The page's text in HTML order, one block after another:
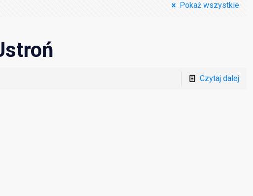
Pokaż wszystkie
Czytaj dalej